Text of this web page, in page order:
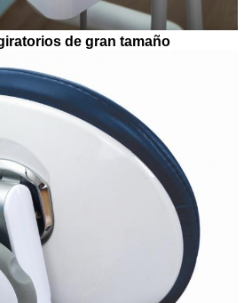
de gran tamaño